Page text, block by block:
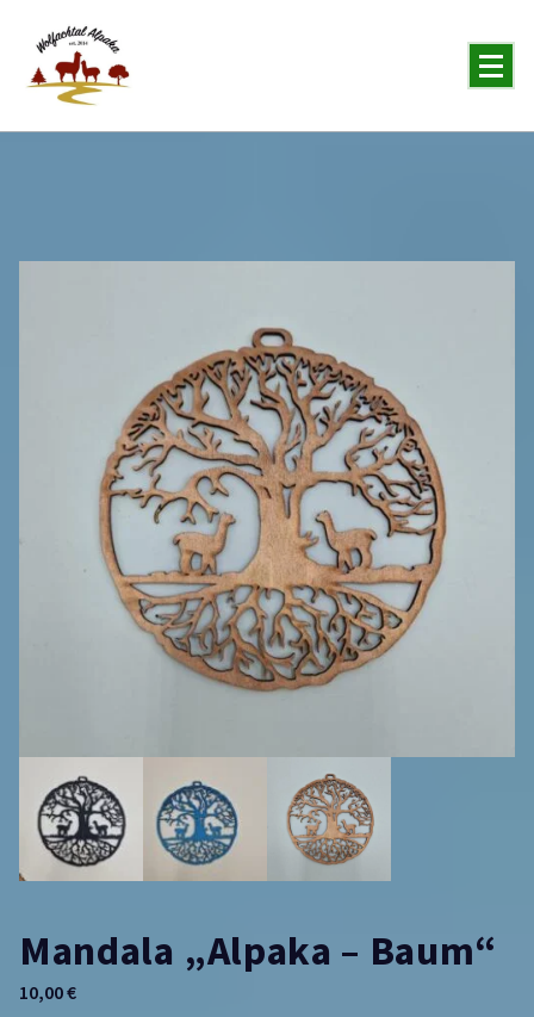
Mandala „Alpaka – Baum“
10,00€